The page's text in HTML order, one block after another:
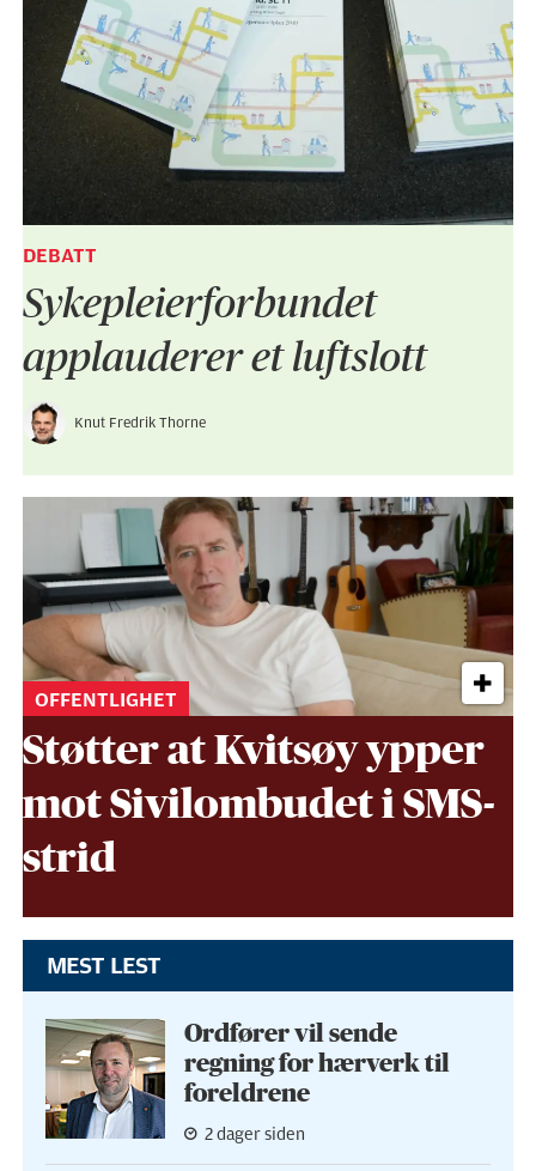
DEBATT
Sykepleier­forbundet
applauderer et luftslott
Knut Fredrik Thorne
OFFENTLIGHET
Støtter at Kvitsøy ypper
mot Sivil­ombudet i SMS-
strid
MEST LEST
Ordfører vil sende
regning for hærverk til
foreldrene
2 dager siden